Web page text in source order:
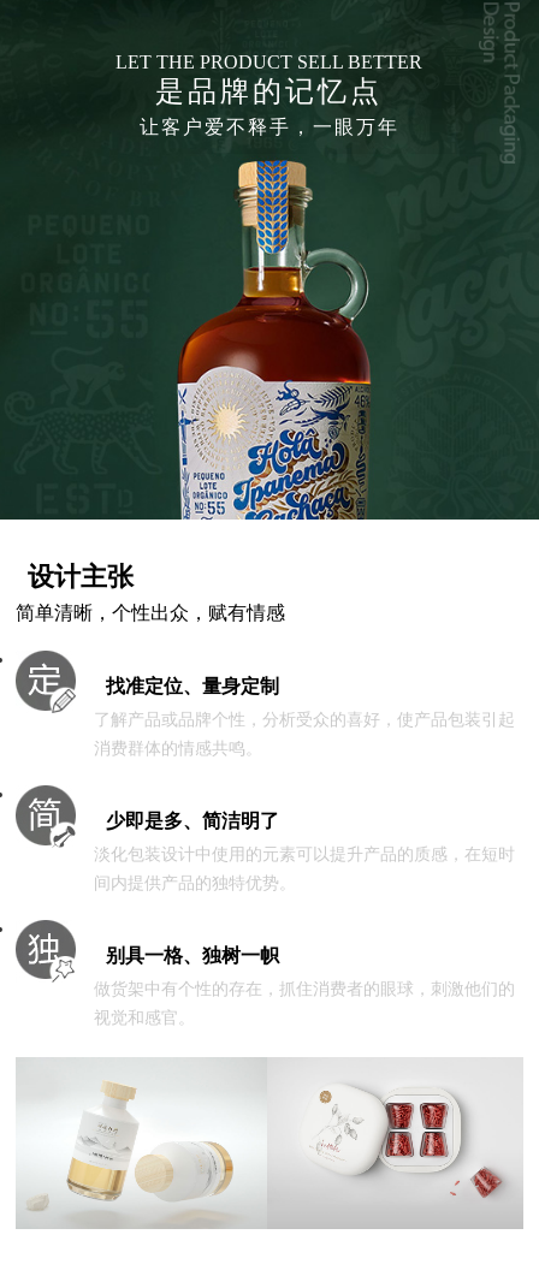
LET THE PRODUCT SELL BETTER
是品牌的记忆点
让客户爱不释手，一眼万年
设计主张
简单清晰，个性出众，赋有情感
找准定位、量身定制
了解产品或品牌个性，分析受众的喜好，使产品包装引起
消费群体的情感共鸣。
少即是多、简洁明了
淡化包装设计中使用的元素可以提升产品的质感，在短时
间内提供产品的独特优势。
别具一格、独树一帜
做货架中有个性的存在，抓住消费者的眼球，刺激他们的
视觉和感官。